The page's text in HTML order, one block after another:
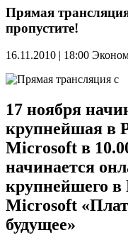
Прямая
пропустите!
16.11.2010 | 18:00
17 ноября
крупнейшая в
Microsoft в
начинается
крупнейшего в
Microsoft
будущее»